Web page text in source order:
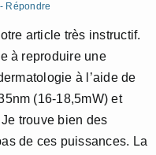
- Répondre
article très instructif.
à reproduire une
à l’aide de
(16-18,5mW) et
trouve bien des
de ces puissances. La